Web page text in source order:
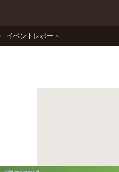
イベントレポート